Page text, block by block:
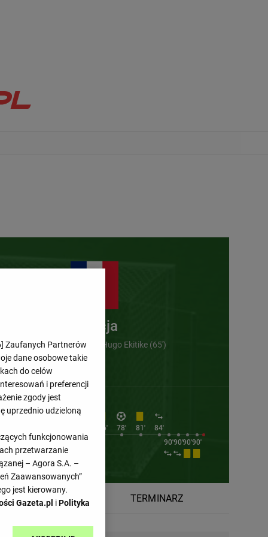
Francja
Kylian Mbappe (32') , Hugo Ekitike (65')
76' 78' 81'
84'
65'66' 66' 72' 90'90'90'90'
TERMINARZ
] Zaufanych Partnerów
dane osobowe takie
do celów
i preferencji
zgody jest
uprzednio udzieloną
funkcjonowania
przetwarzanie
– Agora S.A. –
Zaawansowanych”
jest kierowany.
Gazeta.pl iPolityka